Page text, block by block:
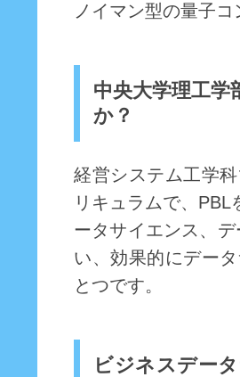
ノイマン型の量子
中央大学理工
か？
経営システム工学
リキュラムで、
ータサイエンス、
い、効果的にデー
とつです。
ビジネスデー